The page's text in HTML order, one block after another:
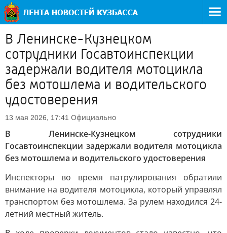
В Ленинске-Кузнецком
сотрудники Госавтоинспекции
задержали водителя мотоцикла
без мотошлема и водительского
удостоверения
13 мая 2026, 17:41 Официально
В Ленинске-Кузнецком сотрудники
Госавтоинспекции задержали водителя мотоцикла
без мотошлема и водительского удостоверения
Инспекторы во время патрулирования обратили
внимание на водителя мотоцикла, который управлял
транспортом без мотошлема. За рулем находился 24-
летний местный житель.